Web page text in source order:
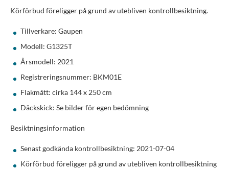
Körförbud föreligger på grund av utebliven kontrollbesiktning.
Tillverkare: Gaupen
Modell: G1325T
Årsmodell: 2021
Registreringsnummer: BKM01E
Flakmått: cirka 144 x 250 cm
Däckskick: Se bilder för egen bedömning
Besiktningsinformation
Senast godkända kontrollbesiktning: 2021-07-04
Körförbud föreligger på grund av utebliven kontrollbesiktning